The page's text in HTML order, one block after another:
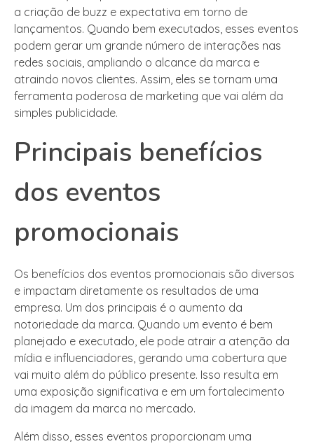
a criação de buzz e expectativa em torno de
lançamentos. Quando bem executados, esses eventos
podem gerar um grande número de interações nas
redes sociais, ampliando o alcance da marca e
atraindo novos clientes. Assim, eles se tornam uma
ferramenta poderosa de marketing que vai além da
simples publicidade.
Principais benefícios
dos eventos
promocionais
Os benefícios dos eventos promocionais são diversos
e impactam diretamente os resultados de uma
empresa. Um dos principais é o aumento da
notoriedade da marca. Quando um evento é bem
planejado e executado, ele pode atrair a atenção da
mídia e influenciadores, gerando uma cobertura que
vai muito além do público presente. Isso resulta em
uma exposição significativa e em um fortalecimento
da imagem da marca no mercado.
Além disso, esses eventos proporcionam uma